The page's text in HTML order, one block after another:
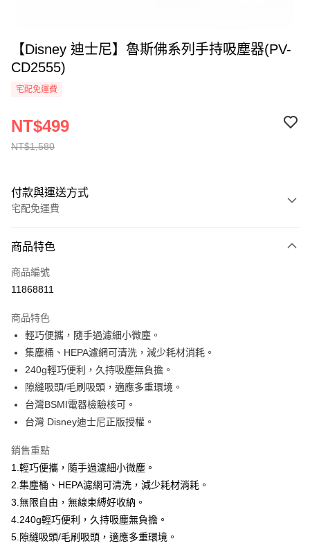
【Disney 迪士尼】魯斯佛系列手持吸塵器(PV-
CD2555)
宅配免運費
NT$1,580
NT$499
付款與運送方式
宅配免運費
全家線上支付
運送方式
本島宅配-活動商品
免運費
離島宅配-常溫商品
免運費
商品特色
商品編號
11868811
商品特色
輕巧便攜，隨手過濾細小微塵。
集塵桶、HEPA濾網可清洗，減少耗材消耗。
240g輕巧便利，久持吸塵無負擔。
隙縫吸頭/毛刷吸頭，適應多重環境。
台灣BSMI電器檢驗核可。
台灣 Disney迪士尼正版授權。
銷售重點
1.輕巧便攜，隨手過濾細小微塵。
2.集塵桶、HEPA濾網可清洗，減少耗材消耗。
3.無限自由，無線束縛好收納。
4.240g輕巧便利，久持吸塵無負擔。
5.隙縫吸頭/毛刷吸頭，適應多重環境。